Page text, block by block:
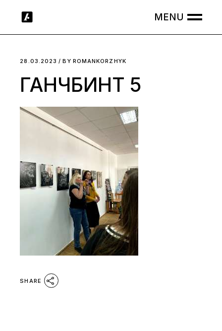
28.03.2023 BY ROMANKORZHYK
ГАНЧБИНТ 5
SHARE